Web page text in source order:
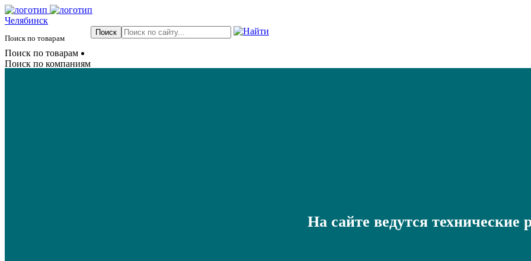
Челябинск
Поиск по товарам
Поиск по товарам
Поиск по компаниям
На сайте ведутся технические